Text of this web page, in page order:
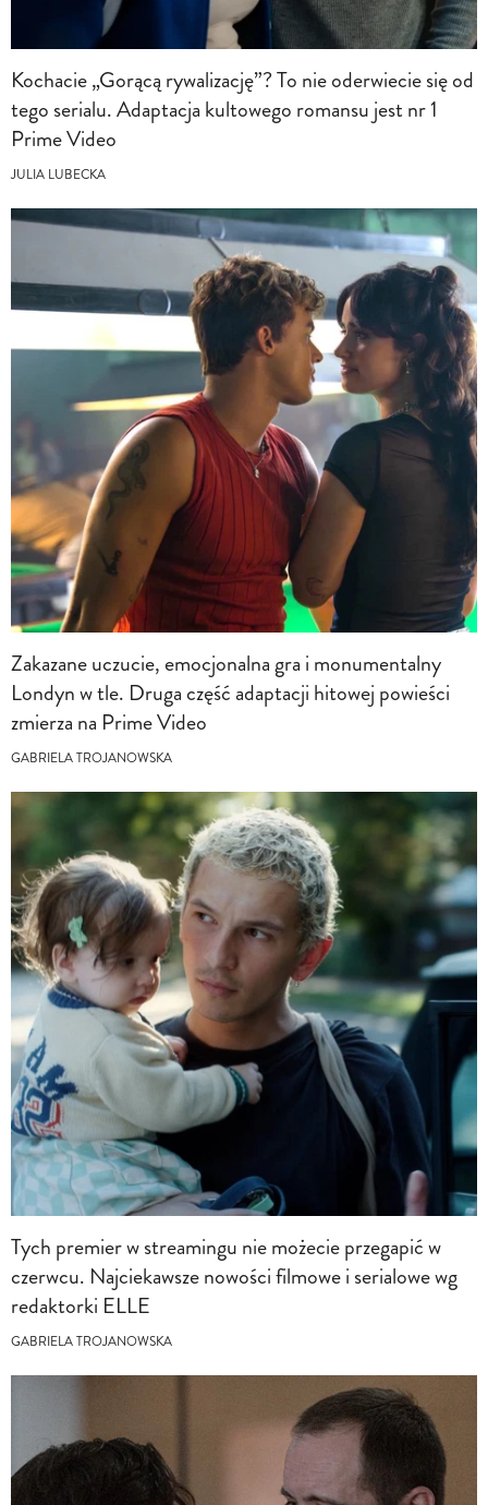
Kochacie „Gorącą rywalizację”? To nie oderwiecie się od
tego serialu. Adaptacja kultowego romansu jest nr 1
Prime Video
JULIA LUBECKA
Zakazane uczucie, emocjonalna gra i monumentalny
Londyn w tle. Druga część adaptacji hitowej powieści
zmierza na Prime Video
GABRIELA TROJANOWSKA
Tych premier w streamingu nie możecie przegapić w
czerwcu. Najciekawsze nowości filmowe i serialowe wg
redaktorki ELLE
GABRIELA TROJANOWSKA